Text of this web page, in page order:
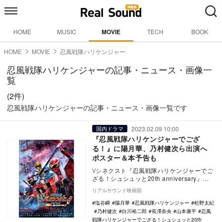
HOME MUSIC MOVIE TECH BOOK
HOME MOVIE 忍風戦隊ハリケンジャー
忍風戦隊ハリケンジャーの記事・ニュース・画像一
覧
(2件)
忍風戦隊ハリケンジャーの記事・ニュース・画像一覧です
国内ドラマ 2023.02.09 10:00
『忍風戦隊ハリケンジャーでござ
る！』に陽月華、乃村健次ら出演へ
ポスター＆本予告も
Ⅴシネクスト『忍風戦隊ハリケンジャーでご
ざる！シュシュッと20th anniversary』の
本ポスターと本予告が公開された。 …
リアルサウンド映画部
塩谷瞬
陽月華 忍風戦隊ハリケンジャー
松野太紀
乃村健次
白川裕二郎 長澤奈央 山本康平
忍風
戦隊ハリケンジャーでござる！シュシュッと20th